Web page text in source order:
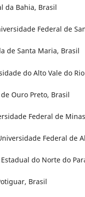
da Bahia, Brasil
Federal de
de Santa Maria, Brasil
do Alto Vale do
Ouro Preto, Brasil
Federal de
Federal de
do Norte do
Brasil